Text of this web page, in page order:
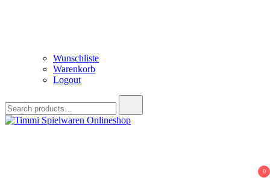
Wunschliste
Warenkorb
Logout
for:
0